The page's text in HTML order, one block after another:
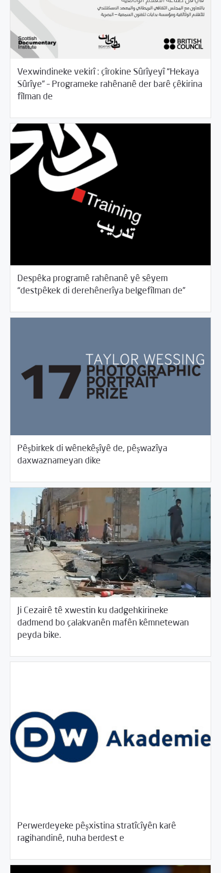
Vexwindineke vekirî : çîrokine Sûrîyeyî “Hekaya
Sûrîye” – Programeke rahênanê der barê çêkirina
fîlman de
31/2017 Rahînan û Beşdarî
Despêka programê rahênanê yê sêyem
“destpêkek di derehênerîya belgefîlman de”
31/2017 Rahînan û Beşdarî
Pêşbirkek di wênekêşîyê de, pêşwazîya
daxwaznameyan dike
30/2017 Rahînan û Beşdarî
Ji Cezairê tê xwestin ku dadgehkirineke
dadmend bo çalakvanên mafên kêmnetewan
peyda bike.
30/2017 Cîhana Erebî
Perwerdeyeke pêşxistina stratîcîyên karê
ragihandinê, nuha berdest e
28/2017 Rahînan û Beşdarî